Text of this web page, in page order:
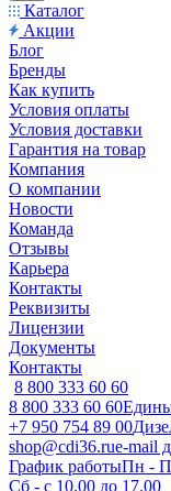
Каталог
Акции
Блог
Бренды
Как купить
Условия оплаты
Условия доставки
Гарантия на товар
Компания
О компании
Новости
Команда
Отзывы
Карьера
Контакты
Реквизиты
Лицензии
Документы
Контакты
8 800 333 60 60
8 800 333 60 60
+7 950 754 89 00
shop@cdi36.rue-mail
График работыПн -
Сб - с 10.00 до 17.00